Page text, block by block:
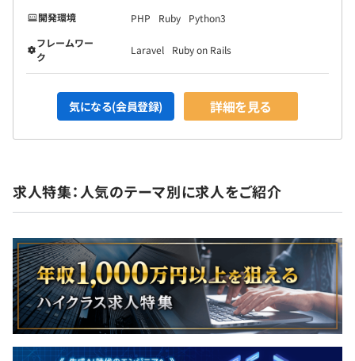
開発環境
PHP Ruby
Python3
フレームワー
ク
Laravel Ruby on Rails
気になる(会員登録) 詳細を見る
求人特集：人気のテーマ別に求人をご紹介